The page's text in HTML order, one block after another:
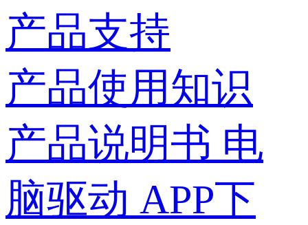
产品支持
产品使用知识
产品说明书 电
脑驱动 APP下